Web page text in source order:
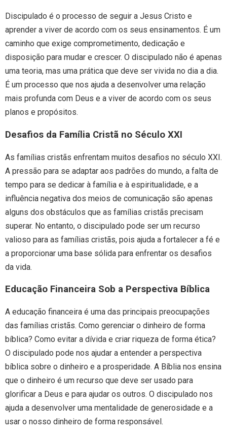
Discipulado é o processo de seguir a Jesus Cristo e
aprender a viver de acordo com os seus ensinamentos. É um
caminho que exige comprometimento, dedicação e
disposição para mudar e crescer. O discipulado não é apenas
uma teoria, mas uma prática que deve ser vivida no dia a dia.
É um processo que nos ajuda a desenvolver uma relação
mais profunda com Deus e a viver de acordo com os seus
planos e propósitos.
Desafios da Família Cristã no Século XXI
As famílias cristãs enfrentam muitos desafios no século XXI.
A pressão para se adaptar aos padrões do mundo, a falta de
tempo para se dedicar à família e à espiritualidade, e a
influência negativa dos meios de comunicação são apenas
alguns dos obstáculos que as famílias cristãs precisam
superar. No entanto, o discipulado pode ser um recurso
valioso para as famílias cristãs, pois ajuda a fortalecer a fé e
a proporcionar uma base sólida para enfrentar os desafios
da vida.
Educação Financeira Sob a Perspectiva Bíblica
A educação financeira é uma das principais preocupações
das famílias cristãs. Como gerenciar o dinheiro de forma
bíblica? Como evitar a dívida e criar riqueza de forma ética?
O discipulado pode nos ajudar a entender a perspectiva
bíblica sobre o dinheiro e a prosperidade. A Bíblia nos ensina
que o dinheiro é um recurso que deve ser usado para
glorificar a Deus e para ajudar os outros. O discipulado nos
ajuda a desenvolver uma mentalidade de generosidade e a
usar o nosso dinheiro de forma responsável.